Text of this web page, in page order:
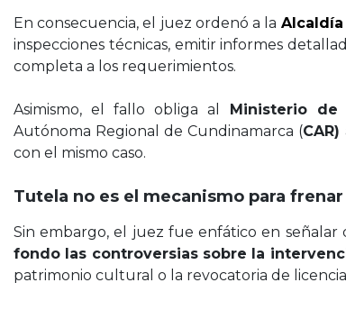
En consecuencia, el juez ordenó a la
inspecciones técnicas, emitir informes
completa a los requerimientos.
Asimismo, el fallo obliga al Ministerio de
Autónoma Regional de Cundinamarca (CAR)
con el mismo caso.
Tutela no es el mecanismo para frenar
Sin embargo, el juez fue enfático en
fondo las controversias sobre la
patrimonio cultural o la revocatoria de